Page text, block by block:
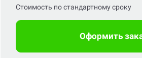
Стоимость по стандартному сроку
Оформить